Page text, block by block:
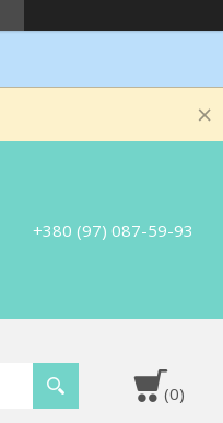
+380 (97) 087-59-93